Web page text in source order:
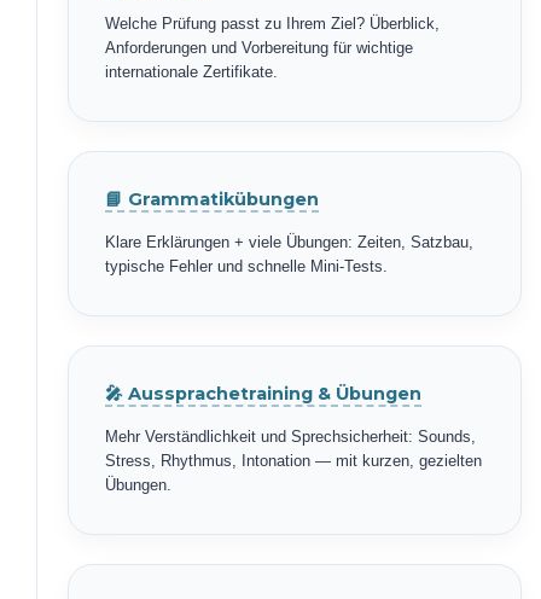
Welche Prüfung passt zu Ihrem Ziel? Überblick,
Anforderungen und Vorbereitung für wichtige
internationale Zertifikate.
📘 Grammatikübungen
Klare Erklärungen + viele Übungen: Zeiten, Satzbau,
typische Fehler und schnelle Mini-Tests.
🎤 Aussprachetraining & Übungen
Mehr Verständlichkeit und Sprechsicherheit: Sounds,
Stress, Rhythmus, Intonation — mit kurzen, gezielten
Übungen.